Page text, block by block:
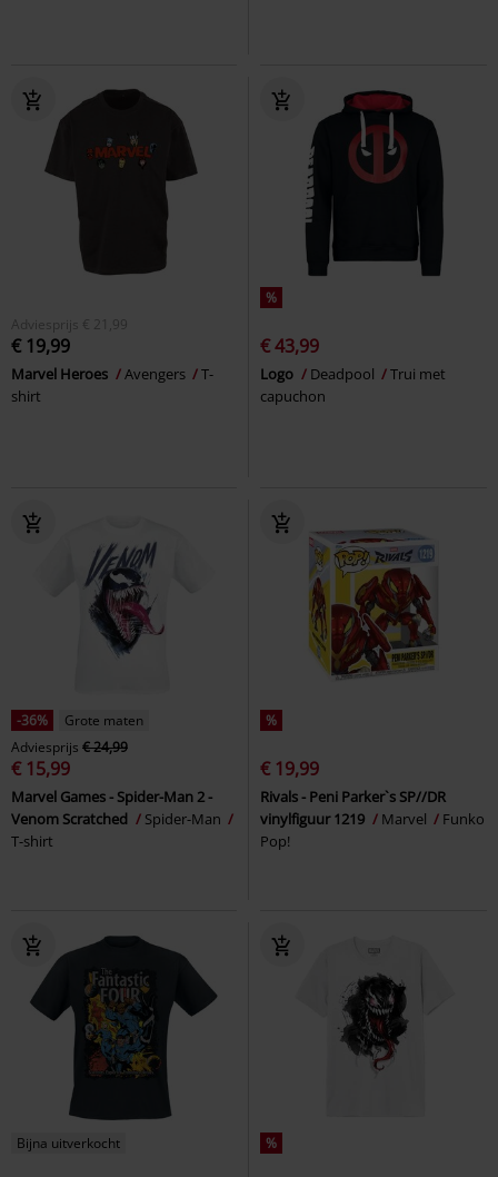
Adviesprijs € 21,99
€ 19,99
Marvel Heroes Avengers
T-
shirt
%
€ 43,99
Logo Deadpool
Trui met
capuchon
-36%
Grote maten
Adviesprijs € 24,99
€ 15,99
Marvel Games - Spider-Man 2 -
Venom Scratched
Spider-Man
T-shirt
%
€ 19,99
Rivals - Peni Parker`s SP//DR
vinylfiguur 1219
Marvel
Funko
Pop!
Bijna uitverkocht %